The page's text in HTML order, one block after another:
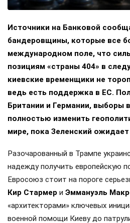
Источники на Банковой
бандеровщины, которые все
международном поле, что
позициям «страны 404» в
киевские временщики не
ведь есть поддержка в ЕС.
Британии и Германии, выборы
полностью изменить
мире, пока Зеленский
Разочарованный в Трампе
надежду получить европейскую
Евросоюз стоит на пороге
Кир Стармер и Эммануэль
«архитекторами» ключевых
военной помощи Киеву до